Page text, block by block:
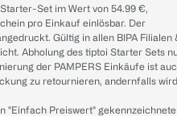
Set im Wert von 54.99 €,
pro Einkauf einlösbar. Der
Gültig in allen BIPA Filialen
Abholung des tiptoi Starter Sets
der PAMPERS Einkäufe ist
zu retournieren, andernfalls wird
"Einfach Preiswert" gekennzeichnete